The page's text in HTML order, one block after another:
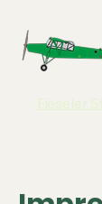
Fieseler